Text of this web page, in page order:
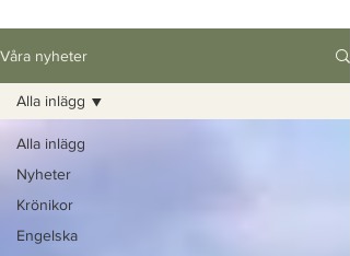
Våra nyheter
Alla inlägg
Nyheter
Krönikor
Engelska
Alla inlägg